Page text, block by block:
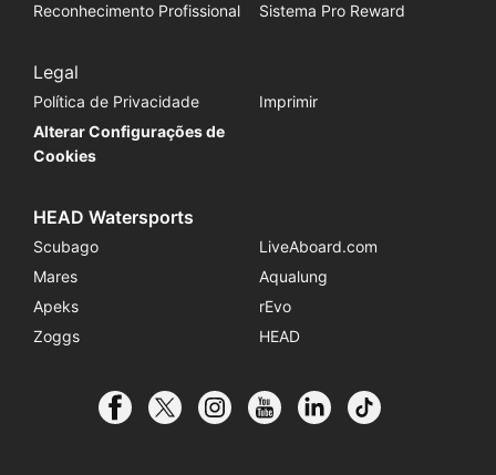
Reconhecimento Profissional
Sistema Pro Reward
Legal
Política de Privacidade
Imprimir
Alterar Configurações de
Cookies
HEAD Watersports
Scubago
LiveAboard.com
Mares
Aqualung
Apeks
rEvo
Zoggs
HEAD